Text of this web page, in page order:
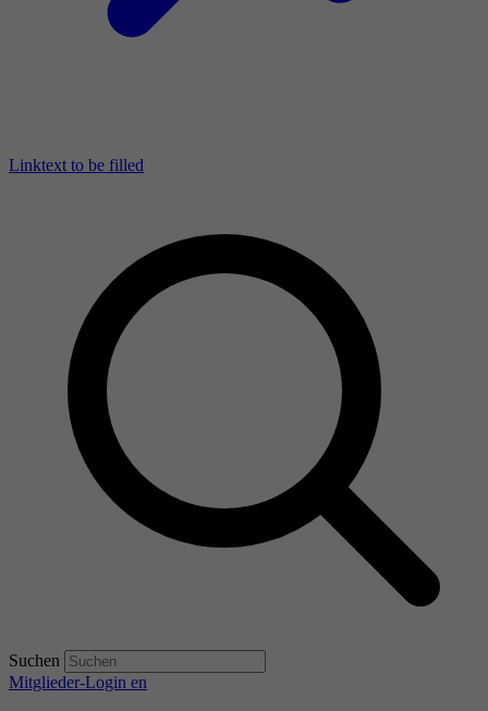
Linktext to be filled
Suchen
Mitglieder-Login en